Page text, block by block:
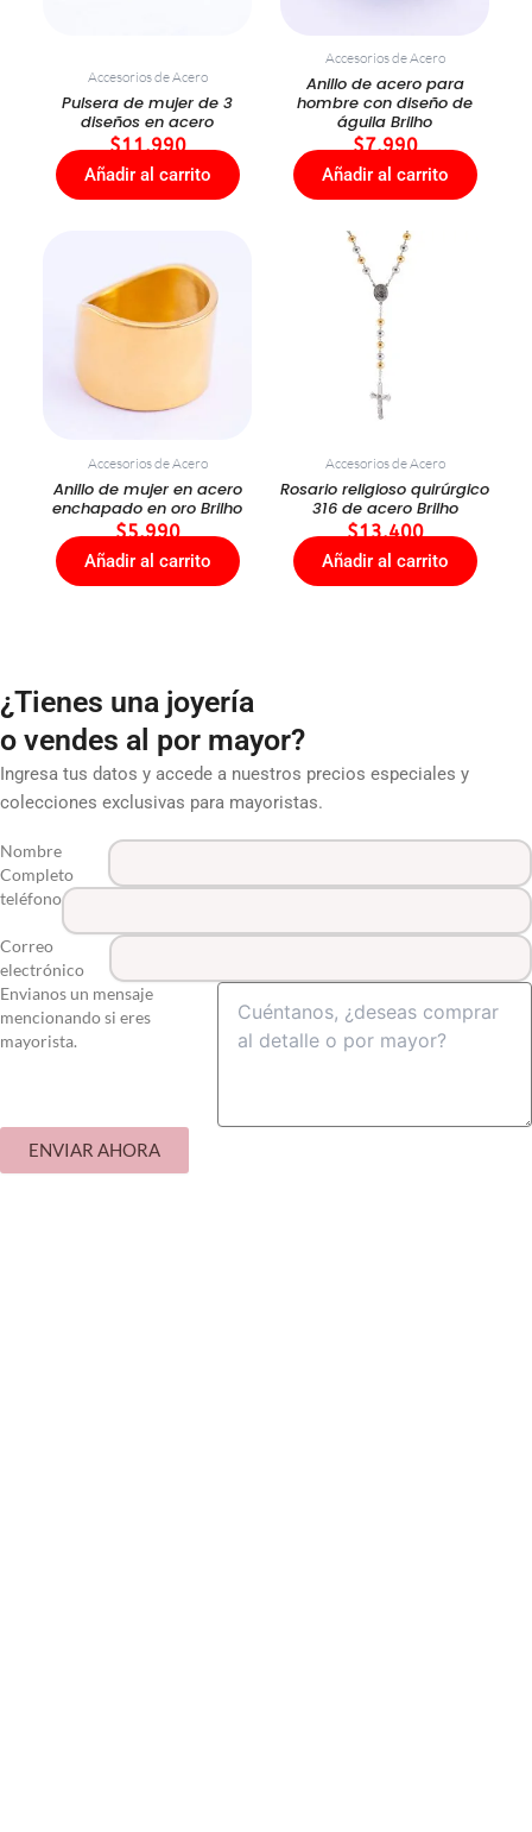
Accesorios de Acero
Pulsera de mujer de 3
diseños en acero
$11.990
Añadir al carrito
Accesorios de Acero
Anillo de acero para
hombre con diseño de
águila Brilho
$7.990
Añadir al carrito
Accesorios de Acero
Anillo de mujer en acero
enchapado en oro Brilho
$5.990
Añadir al carrito
Accesorios de Acero
Rosario religioso quirúrgico
316 de acero Brilho
$13.400
Añadir al carrito
¿Tienes una joyería
o vendes al por mayor?
Ingresa tus datos y accede a nuestros precios especiales y
colecciones exclusivas para mayoristas.
Nombre
Completo
teléfono
Correo
electrónico
Envianos un mensaje
mencionando si eres
mayorista.
ENVIAR AHORA